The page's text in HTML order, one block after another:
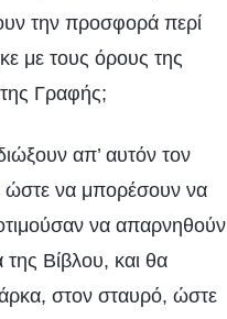
την προσφορά περί
με τους όρους της
Γραφής;
απ’ αυτόν τον
ώστε να μπορέσουν να
να απαρνηθούν
Βίβλου, και θα
στον σταυρό, ώστε